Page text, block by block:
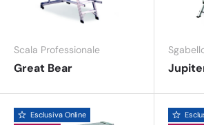
Scala Professionale
Great Bear
Esclusiva Online